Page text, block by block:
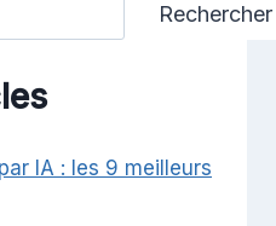
Rechercher
IA : les 9 meilleurs